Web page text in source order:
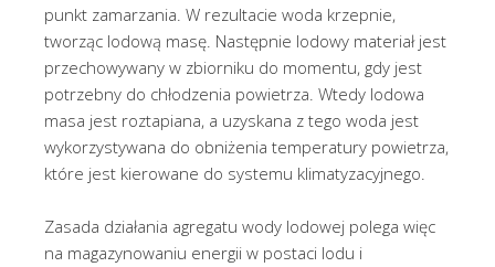
punkt zamarzania. W rezultacie woda krzepnie,
tworząc lodową masę. Następnie lodowy materiał jest
przechowywany w zbiorniku do momentu, gdy jest
potrzebny do chłodzenia powietrza. Wtedy lodowa
masa jest roztapiana, a uzyskana z tego woda jest
wykorzystywana do obniżenia temperatury powietrza,
które jest kierowane do systemu klimatyzacyjnego.
Zasada działania agregatu wody lodowej polega więc
na magazynowaniu energii w postaci lodu i